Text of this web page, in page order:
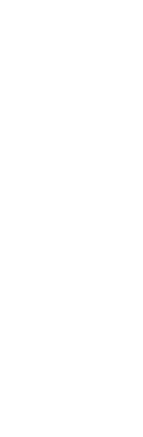
la recepcionista del
y como estaba algo
ya que noto que no
a lo que ella suspiro
obtener el empleo;
larga y algo ondulada,